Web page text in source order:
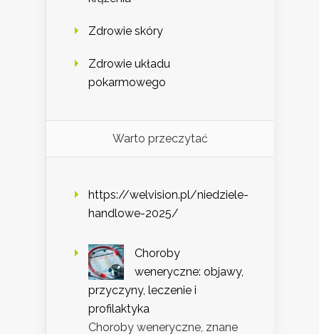
Zdrowie skóry
Zdrowie układu
pokarmowego
Warto przeczytać
https://welvision.pl/niedziele-
handlowe-2025/
Choroby
weneryczne: objawy,
przyczyny, leczenie i
profilaktyka
Choroby weneryczne, znane